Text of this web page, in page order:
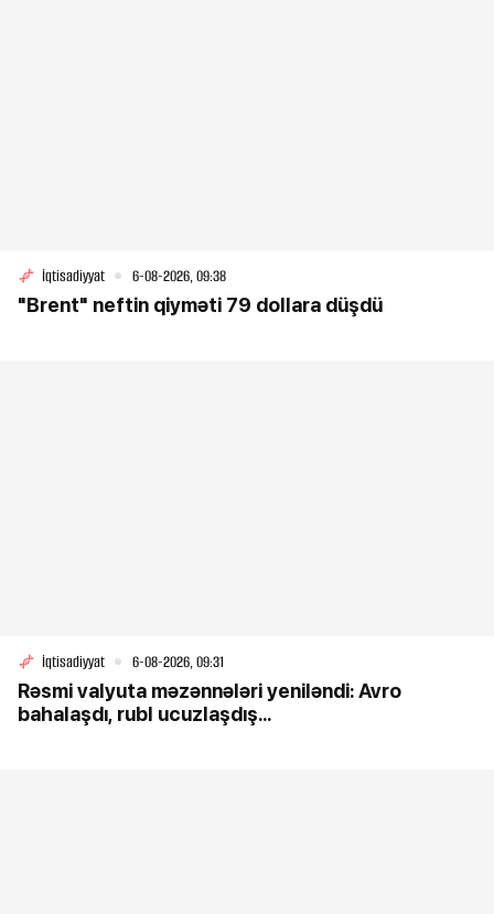
İqtisadiyyat 6-08-2026, 09:38
"Brent" neftin qiyməti 79 dollara düşdü
İqtisadiyyat 6-08-2026, 09:31
Rəsmi valyuta məzənnələri yeniləndi: Avro
bahalaşdı, rubl ucuzlaşdış...